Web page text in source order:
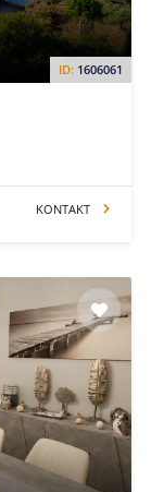
ID: 1606061
KONTAKT